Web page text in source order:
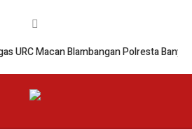
Blambangan Polresta Banyuwangi